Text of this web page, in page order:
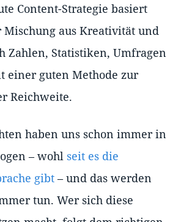
Content-Strategie basiert
aus Kreativität und
Zahlen, Statistiken, Umfragen
einer guten Methode zur
Reichweite.
haben uns schon immer in
– wohl seit es die
gibt – und das werden
tun. Wer sich diese